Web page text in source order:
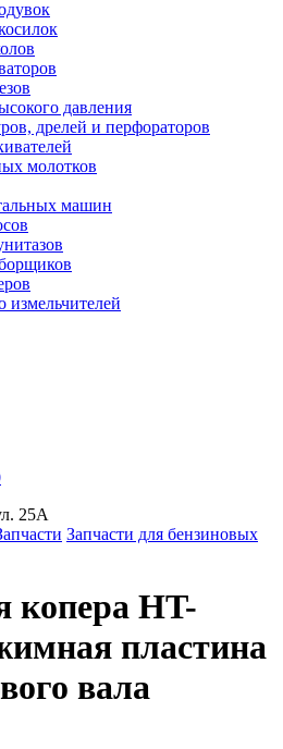
давления
дрелей и перфораторов
молотков
машин
измельчителей
25А
Запчасти для бензиновых
копера HT-
пластина
вала